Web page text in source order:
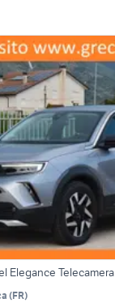
Elegance Telecamera
(FR)